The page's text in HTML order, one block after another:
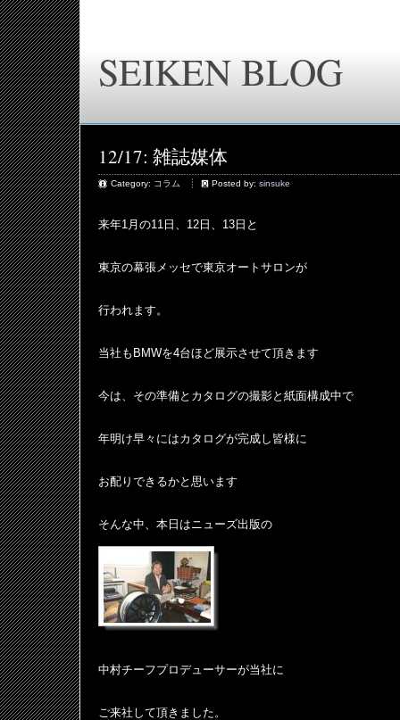
SEIKEN BLOG
12/17: 雑誌媒体
Category: コラム Posted by: sinsuke
来年1月の11日、12日、13日と
東京の幕張メッセで東京オートサロンが
行われます。
当社もBMWを4台ほど展示させて頂きます
今は、その準備とカタログの撮影と紙面構成中で
年明け早々にはカタログが完成し皆様に
お配りできるかと思います
そんな中、本日はニューズ出版の
中村チーフプロデューサーが当社に
ご来社して頂きました。